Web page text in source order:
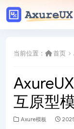
当前位置： 首页
互原型
Axure模板